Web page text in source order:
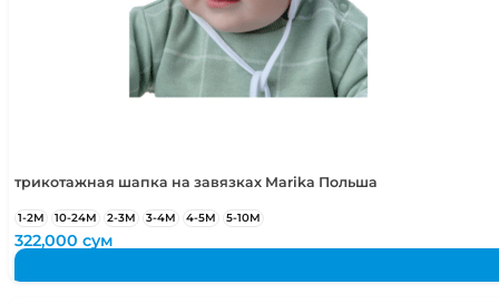
трикотажная шапка на завязках Marika Польша
1-2М 10-24М 2-3М 3-4М 4-5М 5-10М
322,000сум